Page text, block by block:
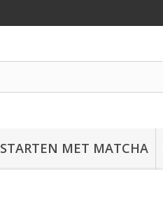
STARTEN MET MATCHA